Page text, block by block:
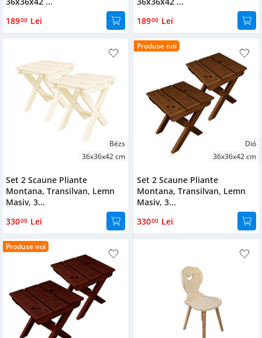
18900 Lei
18900 Lei
Bézs
36x36x42 cm
Set 2 Scaune Pliante
Montana, Transilvan, Lemn
Masiv, 3...
33000 Lei
Produse noi
Dió
36x36x42 cm
Set 2 Scaune Pliante
Montana, Transilvan, Lemn
Masiv, 3...
33000 Lei
Produse noi